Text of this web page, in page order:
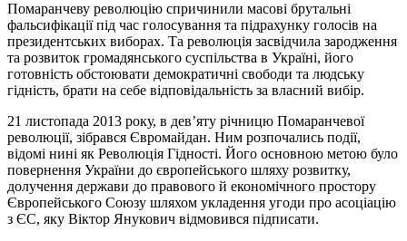
Помаранчеву революцію спричинили масові брутальні
фальсифікації під час голосування та підрахунку голосів на
президентських виборах. Та революція засвідчила зародження
та розвиток громадянського суспільства в Україні, його
готовність обстоювати демократичні свободи та людську
гідність, брати на себе відповідальність за власний вибір.
21 листопада 2013 року, в дев’яту річницю Помаранчевої
революції, зібрався Євромайдан. Ним розпочались події,
відомі нині як Революція Гідності. Його основною метою було
повернення України до європейського шляху розвитку,
долучення держави до правового й економічного простору
Європейського Союзу шляхом укладення угоди про асоціацію
з ЄС, яку Віктор Янукович відмовився підписати.